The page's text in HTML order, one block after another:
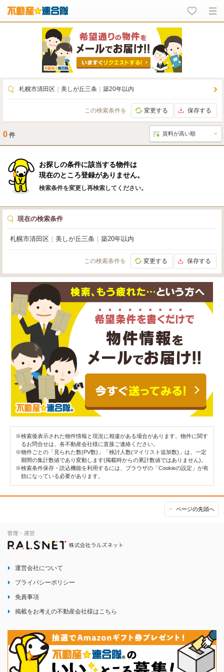
札幌市清田区 美しが丘三条 築20年以内
この検索条件を 変更する 保存する
0 件
お探しの条件に該当する物件は
現在のところ登録がありません。
検索条件を変更し再検索してください。
現在の検索条件
札幌市清田区 美しが丘三条 築20年以内
この検索条件を 変更する 保存する
※検索後表示された物件情報と現況に相違がある場合があります。物件に関す
るお問合せは、各不動産会社様に直接ご連絡ください。
※物件ごとの「見られた数(PV数)」「検討人数(マイリスト追加数)」は、一定
期間の集計数値であり変動します(掲載時からの累計数値ではありません)。
※検索条件保存・読込機能を利用するには、ブラウザの「Cookieの設定」が有
効になっている必要があります。
ページの先頭へ
運営会社について
プライバシーポリシー
免責事項
掲載をお考えの不動産会社様はこちら